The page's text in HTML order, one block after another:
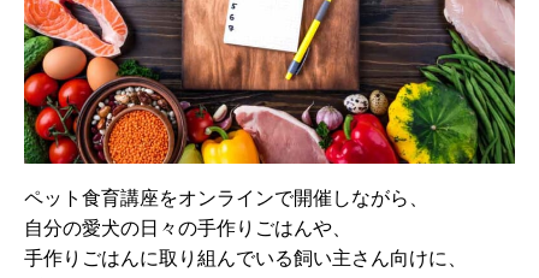
ペット食育講座をオンラインで開催しながら、
自分の愛犬の日々の手作りごはんや、
手作りごはんに取り組んでいる飼い主さん向けに、